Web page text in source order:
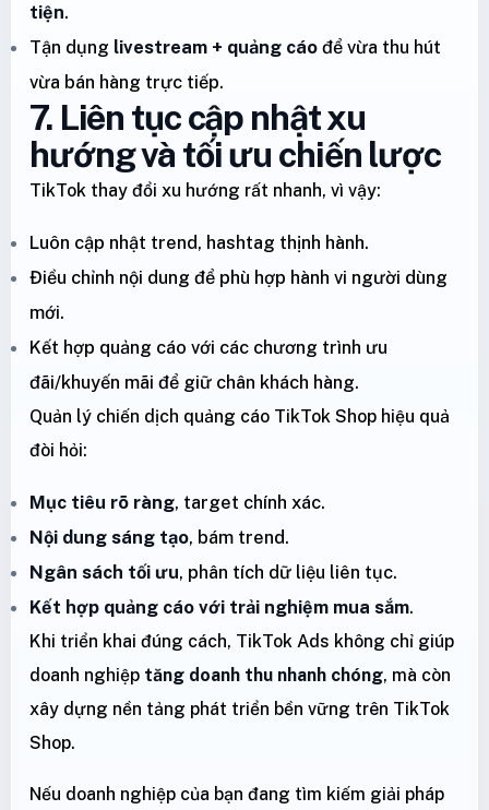
tiện.
Tận dụng livestream + quảng cáo để vừa thu hút
vừa bán hàng trực tiếp.
7. Liên tục cập nhật xu
hướng và tối ưu chiến lược
TikTok thay đổi xu hướng rất nhanh, vì vậy:
Luôn cập nhật trend, hashtag thịnh hành.
Điều chỉnh nội dung để phù hợp hành vi người dùng
mới.
Kết hợp quảng cáo với các chương trình ưu
đãi/khuyến mãi để giữ chân khách hàng.
Quản lý chiến dịch quảng cáo TikTok Shop hiệu quả
đòi hỏi:
Mục tiêu rõ ràng, target chính xác.
Nội dung sáng tạo, bám trend.
Ngân sách tối ưu, phân tích dữ liệu liên tục.
Kết hợp quảng cáo với trải nghiệm mua sắm.
Khi triển khai đúng cách, TikTok Ads không chỉ giúp
doanh nghiệp tăng doanh thu nhanh chóng, mà còn
xây dựng nền tảng phát triển bền vững trên TikTok
Shop.
Nếu doanh nghiệp của bạn đang tìm kiếm giải pháp